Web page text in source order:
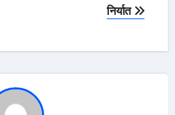
निर्यात